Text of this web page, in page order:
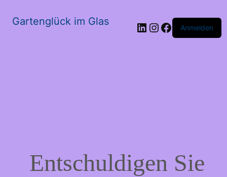
Gartenglück im Glas LinkedIn
Instagram
Facebook
Anmelden
Entschuldigen Sie